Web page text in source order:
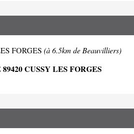
FORGES (à 6.5km de Beauvilliers)
CUSSY LES FORGES